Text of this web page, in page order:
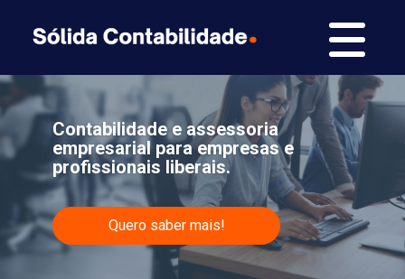
Contabilidade e assessoria
empresarial para empresas e
profissionais liberais.
Quero saber mais!